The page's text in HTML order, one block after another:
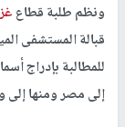
ونظم طلبة قطاع
قبالة المستشفى
للمطالبة بإدراج
إلى مصر ومنها